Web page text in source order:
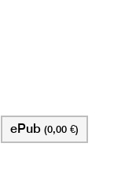
ePub (0,00 €)